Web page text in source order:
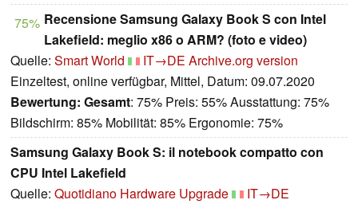
75% Recensione Samsung Galaxy Book S con Intel
Lakefield: meglio x86 o ARM? (foto e video)
Quelle: Smart World IT→DE Archive.org version
Einzeltest, online verfügbar, Mittel, Datum: 09.07.2020
Bewertung: Gesamt: 75% Preis: 55% Ausstattung: 75%
Bildschirm: 85% Mobilität: 85% Ergonomie: 75%
Samsung Galaxy Book S: il notebook compatto con
CPU Intel Lakefield
Quelle: Quotidiano Hardware Upgrade
IT→DE